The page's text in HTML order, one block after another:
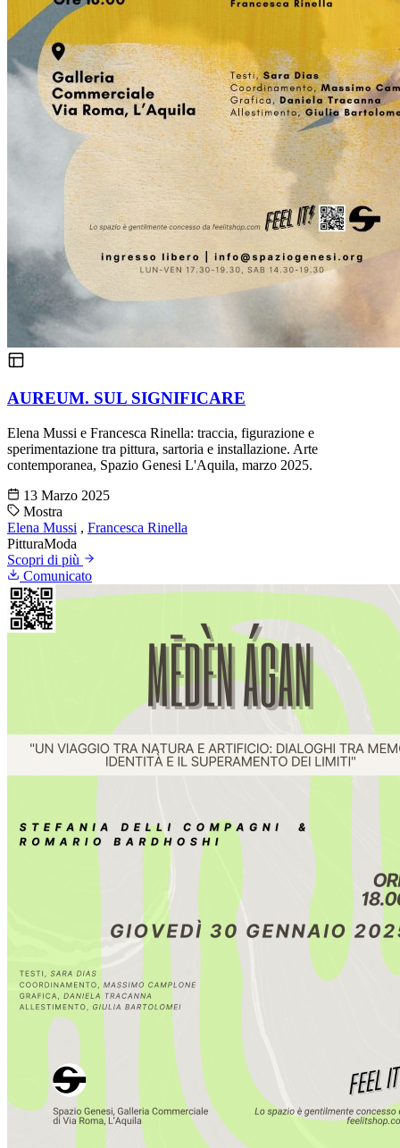
AUREUM. SUL SIGNIFICARE
Elena Mussi e Francesca Rinella: traccia, figurazione e
sperimentazione tra pittura, sartoria e installazione. Arte
contemporanea, Spazio Genesi L'Aquila, marzo 2025.
13 Marzo 2025
Mostra
Elena Mussi , Francesca Rinella
PitturaModa
Scopri di più
Comunicato